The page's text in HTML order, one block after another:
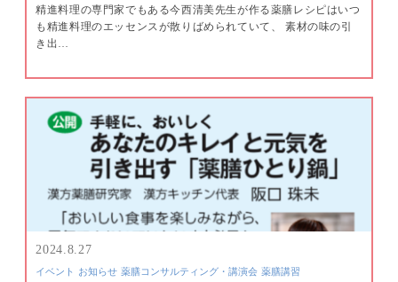
精進料理の専門家でもある今西清美先生が作る薬膳レシピはいつ
も精進料理のエッセンスが散りばめられていて、 素材の味の引
き出…
2024.8.27
イベント お知らせ 薬膳コンサルティング・講演会 薬膳講習